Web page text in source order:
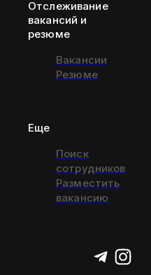
Отслеживание
вакансий и
резюме
Вакансии
Резюме
Еще
Поиск
сотрудников
Разместить
вакансию